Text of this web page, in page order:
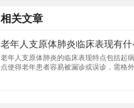
相关文章
老年人支原体肺炎临床表现有
老年人支原体肺炎的临床表现特点包括起
点使得老年患者容易被漏诊或误诊，需格